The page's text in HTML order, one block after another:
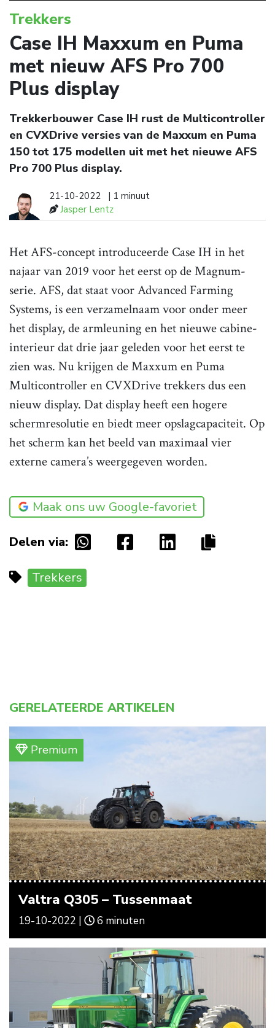
Trekkers
Case IH Maxxum en Puma
met nieuw AFS Pro 700
Plus display
Trekkerbouwer Case IH rust de Multicontroller
en CVXDrive versies van de Maxxum en Puma
150 tot 175 modellen uit met het nieuwe AFS
Pro 700 Plus display.
21-10-2022
| 1 minuut
Jasper Lentz
Het AFS-concept introduceerde Case IH in het
najaar van 2019 voor het eerst op de Magnum-
serie. AFS, dat staat voor Advanced Farming
Systems, is een verzamelnaam voor onder meer
het display, de armleuning en het nieuwe cabine-
interieur dat drie jaar geleden voor het eerst te
zien was. Nu krijgen de Maxxum en Puma
Multicontroller en CVXDrive trekkers dus een
nieuw display. Dat display heeft een hogere
schermresolutie en biedt meer opslagcapaciteit. Op
het scherm kan het beeld van maximaal vier
externe camera’s weergegeven worden.
Maak ons uw Google-favoriet
Delen via:
Trekkers
GERELATEERDE ARTIKELEN
Premium
Valtra Q305 – Tussenmaat
19-10-2022 | 6 minuten